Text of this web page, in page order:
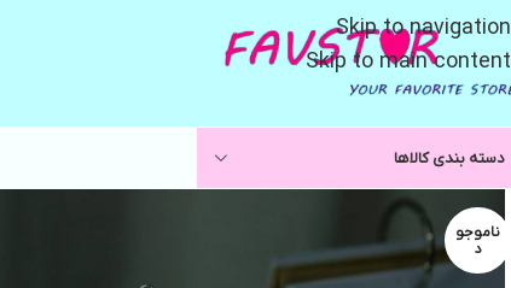
Skip to navigation
Skip to main content
دسته بندی کالاها
ناموجو
د